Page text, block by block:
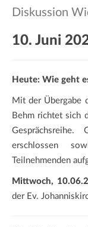
Diskussion
10. Juni
Heute: Wie geht
Mit der Übergabe
Behm richtet sich
Gesprächsreihe.
erschlossen
Teilnehmenden
Mittwoch,
der Ev.